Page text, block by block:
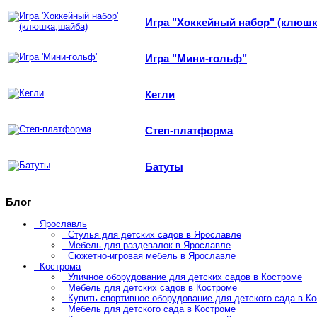
Игра "Хоккейный набор"
Игра "Мини-гольф"
Кегли
Степ-платформа
Батуты
Блог
Ярославль
Стулья для детских садов в Ярославле
Мебель для раздевалок в Ярославле
Сюжетно-игровая мебель в Ярославле
Кострома
Уличное оборудование для детских садов в Костроме
Мебель для детских садов в Костроме
Купить спортивное оборудование для детского сада в
Мебель для детского сада в Костроме